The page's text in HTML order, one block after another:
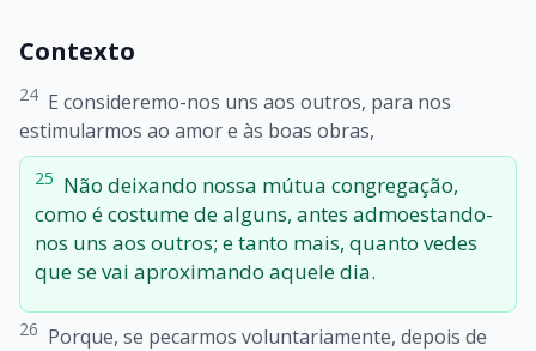
Contexto
24 E consideremo-nos uns aos outros, para nos
estimularmos ao amor e às boas obras,
25 Não deixando nossa mútua congregação,
como é costume de alguns, antes admoestando-
nos uns aos outros; e tanto mais, quanto vedes
que se vai aproximando aquele dia.
26 Porque, se pecarmos voluntariamente, depois de